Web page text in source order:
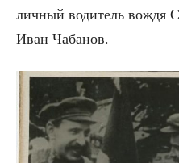
лич­ный води­тель вождя
Иван Чабанов.